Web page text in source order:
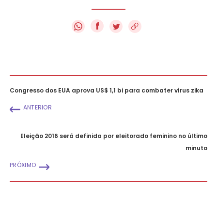
f
Congresso dos EUA aprova US$ 1,1 bi para combater vírus zika
ANTERIOR
Eleição 2016 será definida por eleitorado feminino no último
minuto
PRÓXIMO